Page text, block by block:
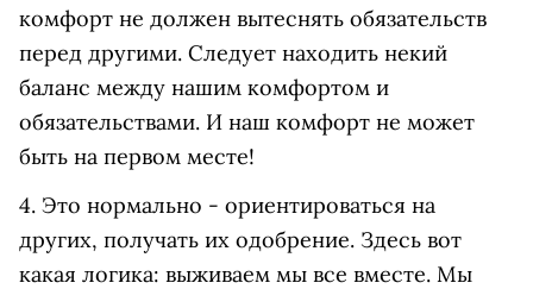
комфорт не должен вытеснять обязательств
перед другими. Следует находить некий
баланс между нашим комфортом и
обязательствами. И наш комфорт не может
быть на первом месте!
4. Это нормально - ориентироваться на
других, получать их одобрение. Здесь вот
какая логика: выживаем мы все вместе. Мы